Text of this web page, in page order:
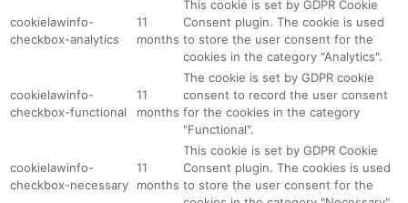
cookielawinfo-
checkbox-analytics
11
months
This cookie is set by GDPR Cookie
Consent plugin. The cookie is used
to store the user consent for the
cookies in the category "Analytics".
cookielawinfo-
checkbox-functional
11
months
The cookie is set by GDPR cookie
consent to record the user consent
for the cookies in the category
"Functional".
cookielawinfo-
checkbox-necessary
11
months
This cookie is set by GDPR Cookie
Consent plugin. The cookies is used
to store the user consent for the